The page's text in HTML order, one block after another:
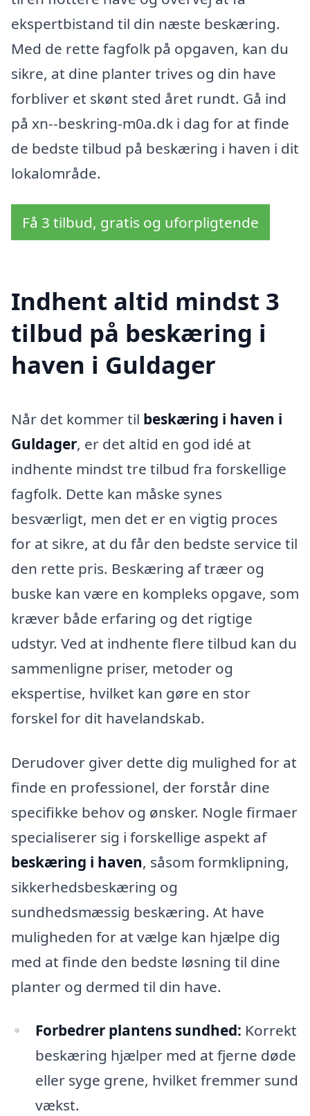
ekspertbistand til din næste beskæring.
Med de rette fagfolk på opgaven, kan du
sikre, at dine planter trives og din have
forbliver et skønt sted året rundt. Gå ind
på xn--beskring-m0a.dk i dag for at finde
de bedste tilbud på beskæring i haven i dit
lokalområde.
Få 3 tilbud, gratis og uforpligtende
Indhent altid mindst 3
tilbud på beskæring i
haven i Guldager
Når det kommer til beskæring i haven i
Guldager, er det altid en god idé at
indhente mindst tre tilbud fra forskellige
fagfolk. Dette kan måske synes
besværligt, men det er en vigtig proces
for at sikre, at du får den bedste service til
den rette pris. Beskæring af træer og
buske kan være en kompleks opgave, som
kræver både erfaring og det rigtige
udstyr. Ved at indhente flere tilbud kan du
sammenligne priser, metoder og
ekspertise, hvilket kan gøre en stor
forskel for dit havelandskab.
Derudover giver dette dig mulighed for at
finde en professionel, der forstår dine
specifikke behov og ønsker. Nogle firmaer
specialiserer sig i forskellige aspekt af
beskæring i haven, såsom formklipning,
sikkerhedsbeskæring og
sundhedsmæssig beskæring. At have
muligheden for at vælge kan hjælpe dig
med at finde den bedste løsning til dine
planter og dermed til din have.
Forbedrer plantens sundhed: Korrekt
beskæring hjælper med at fjerne døde
eller syge grene, hvilket fremmer sund
vækst.